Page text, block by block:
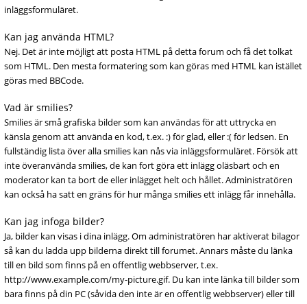
inläggsformuläret.
Kan jag använda HTML?
Nej. Det är inte möjligt att posta HTML på detta forum och få det tolkat
som HTML. Den mesta formatering som kan göras med HTML kan istället
göras med BBCode.
Vad är smilies?
Smilies är små grafiska bilder som kan användas för att uttrycka en
känsla genom att använda en kod, t.ex. :) för glad, eller :( för ledsen. En
fullständig lista över alla smilies kan nås via inläggsformuläret. Försök att
inte överanvända smilies, de kan fort göra ett inlägg oläsbart och en
moderator kan ta bort de eller inlägget helt och hållet. Administratören
kan också ha satt en gräns för hur många smilies ett inlägg får innehålla.
Kan jag infoga bilder?
Ja, bilder kan visas i dina inlägg. Om administratören har aktiverat bilagor
så kan du ladda upp bilderna direkt till forumet. Annars måste du länka
till en bild som finns på en offentlig webbserver, t.ex.
http://www.example.com/my-picture.gif. Du kan inte länka till bilder som
bara finns på din PC (såvida den inte är en offentlig webbserver) eller till